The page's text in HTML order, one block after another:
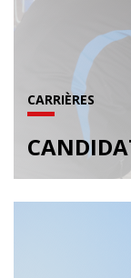
CARRIÈRES